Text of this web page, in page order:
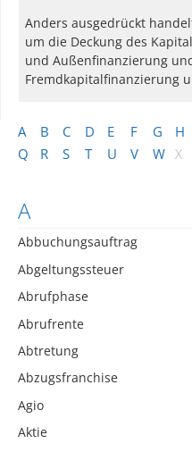
A B C D E F G H
Q
R S T U V W X
A
Abbuchungsauftrag
Abgeltungssteuer
Abrufphase
Abrufrente
Abtretung
Abzugsfranchise
Agio
Aktie
Anders ausgedrückt
um die Deckung des
und Außenfinanzierung
Fremdkapitalfinanzierung